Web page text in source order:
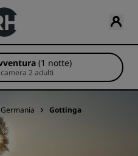
(1 notte)
07 ago - 08 ago | 1 camera 2 adulti
Germania Gottinga